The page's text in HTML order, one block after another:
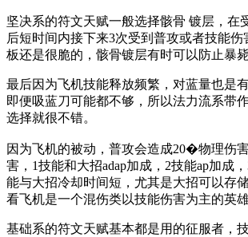
坚决系的符文天赋一般选择骸骨 镀层，在
后短时间内接下来3次受到普攻或者技能
板还是很脆的，骸骨镀层有时可以防止暴毙
最后因为飞机技能释放频繁，对蓝量也是
即便吸蓝刀可能都不够，所以法力流系带
选择就很不错。
因为飞机的被动，普攻会造成20�物理伤
害，1技能和大招adap加成，2技能ap加成
能与大招冷却时间短，尤其是大招可以存
看飞机是一个混伤类以技能伤害为主的英雄
基础系的符文天赋基本都是用的征服者，